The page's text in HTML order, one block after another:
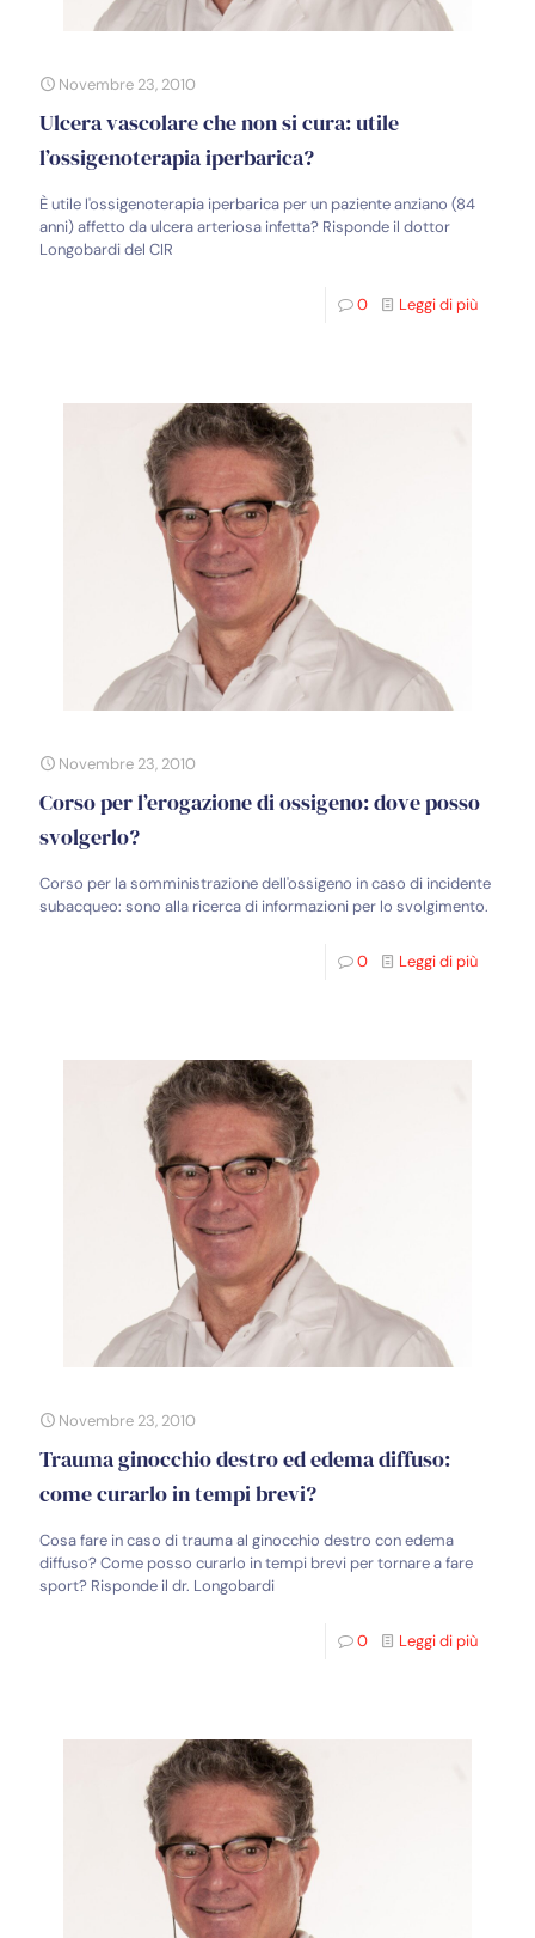
Novembre 23, 2010
Ulcera vascolare che non si cura: utile
l’ossigenoterapia iperbarica?
È utile l'ossigenoterapia iperbarica per un paziente anziano (84
anni) affetto da ulcera arteriosa infetta? Risponde il dottor
Longobardi del CIR
0 Leggi di più
Novembre 23, 2010
Corso per l’erogazione di ossigeno: dove posso
svolgerlo?
Corso per la somministrazione dell'ossigeno in caso di incidente
subacqueo: sono alla ricerca di informazioni per lo svolgimento.
0 Leggi di più
Novembre 23, 2010
Trauma ginocchio destro ed edema diffuso:
come curarlo in tempi brevi?
Cosa fare in caso di trauma al ginocchio destro con edema
diffuso? Come posso curarlo in tempi brevi per tornare a fare
sport? Risponde il dr. Longobardi
0 Leggi di più